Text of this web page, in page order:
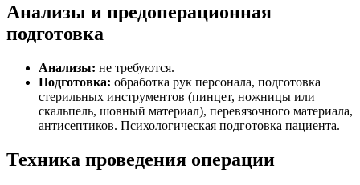
Анализы и предоперационная
подготовка
Анализы: не требуются.
Подготовка: обработка рук персонала, подготовка
стерильных инструментов (пинцет, ножницы или
скальпель, шовный материал), перевязочного материала,
антисептиков. Психологическая подготовка пациента.
Техника проведения операции